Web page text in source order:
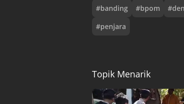
#banding #bpom #
#penjara
Topik Menarik